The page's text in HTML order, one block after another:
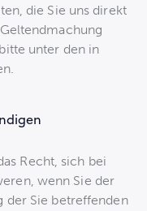
die Sie uns direkt
unter den in
Recht, sich bei
wenn Sie der
der Sie betreffenden